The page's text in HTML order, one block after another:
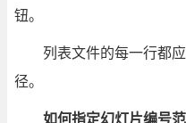
钮。
列表文件的每一行都应
径。
如何指定幻灯片编号